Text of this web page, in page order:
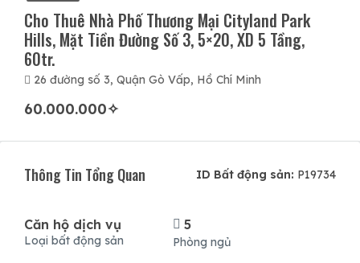
Cho Thuê Nhà Phố Thương Mại Cityland Park
Hills, Mặt Tiền Đường Số 3, 5×20, XD 5 Tầng,
60tr.
26 đường số 3, Quận Gò Vấp, Hồ Chí Minh
60.000.000✧
Thông Tin Tổng Quan ID Bất động sản: P19734
Căn hộ dịch vụ
Loại bất động sản
5
Phòng ngủ